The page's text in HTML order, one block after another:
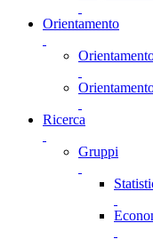
Orientamento
Ricerca
Gruppi